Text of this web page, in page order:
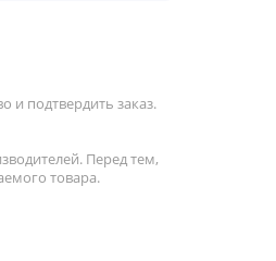
и подтвердить заказ.
Перед тем,
товара.